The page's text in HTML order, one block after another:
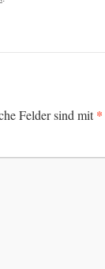
Felder sind mit*